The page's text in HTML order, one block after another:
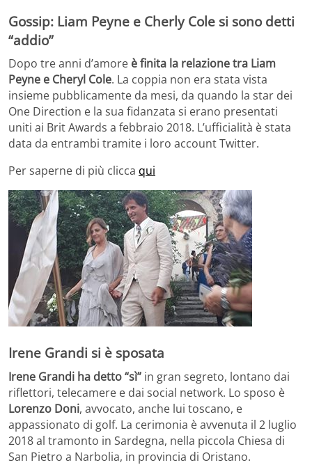
Gossip: Liam Peyne e Cherly Cole si sono detti
“addio”
Dopo tre anni d’amore è finita la relazione tra Liam
Peyne e Cheryl Cole. La coppia non era stata vista
insieme pubblicamente da mesi, da quando la star dei
One Direction e la sua fidanzata si erano presentati
uniti ai Brit Awards a febbraio 2018. L’ufficialità è stata
data da entrambi tramite i loro account Twitter.
Per saperne di più clicca qui
Irene Grandi si è sposata
Irene Grandi ha detto “sì” in gran segreto, lontano dai
riflettori, telecamere e dai social network. Lo sposo è
Lorenzo Doni, avvocato, anche lui toscano, e
appassionato di golf. La cerimonia è avvenuta il 2 luglio
2018 al tramonto in Sardegna, nella piccola Chiesa di
San Pietro a Narbolia, in provincia di Oristano.